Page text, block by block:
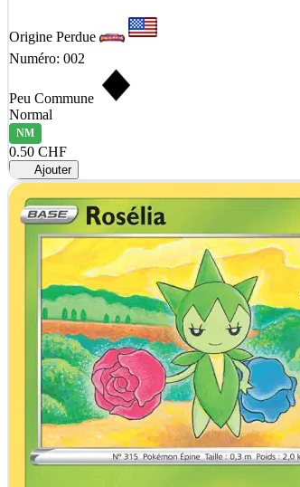
Origine Perdue
Numéro: 002
Peu Commune
Normal
NM
0.50 CHF
Ajouter